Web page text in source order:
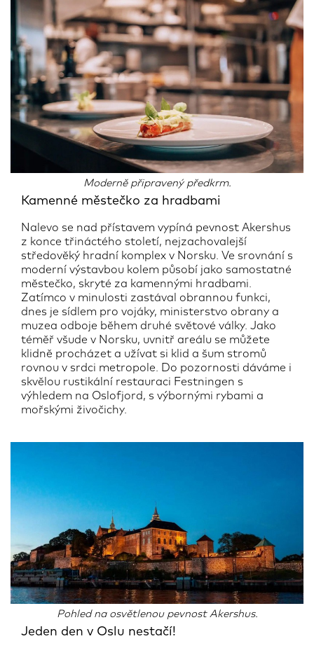
Moderně připravený předkrm.
Kamenné městečko za hradbami
Nalevo se nad přístavem vypíná pevnost Akershus
z konce třináctého století, nejzachovalejší
středověký hradní komplex v Norsku. Ve srovnání s
moderní výstavbou kolem působí jako samostatné
městečko, skryté za kamennými hradbami.
Zatímco v minulosti zastával obrannou funkci,
dnes je sídlem pro vojáky, ministerstvo obrany a
muzea odboje během druhé světové války. Jako
téměř všude v Norsku, uvnitř areálu se můžete
klidně procházet a užívat si klid a šum stromů
rovnou v srdci metropole. Do pozornosti dáváme i
skvělou rustikální restauraci Festningen s
výhledem na Oslofjord, s výbornými rybami a
mořskými živočichy.
Pohled na osvětlenou pevnost Akershus.
Jeden den v Oslu nestačí!